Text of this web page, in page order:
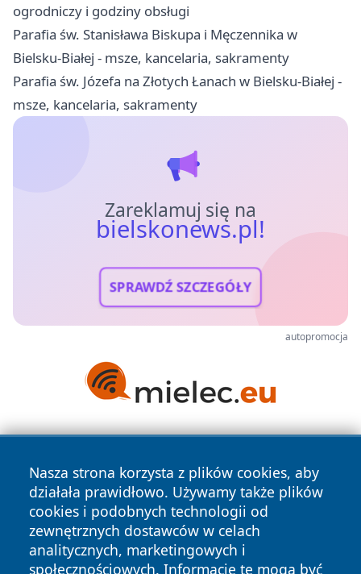
ogrodniczy i godziny obsługi
Parafia św. Stanisława Biskupa i Męczennika w
Bielsku-Białej - msze, kancelaria, sakramenty
Parafia św. Józefa na Złotych Łanach w Bielsku-Białej -
msze, kancelaria, sakramenty
Zareklamuj się na
bielskonews.pl!
SPRAWDŹ SZCZEGÓŁY
autopromocja
Nasza strona korzysta z plików cookies, aby
działała prawidłowo. Używamy także plików
cookies i podobnych technologii od
zewnętrznych dostawców w celach
analitycznych, marketingowych i
społecznościowych. Informacje te mogą być
Copyright © 2026 bielskonews.pl Wszystkie prawa
zastrzeżone.